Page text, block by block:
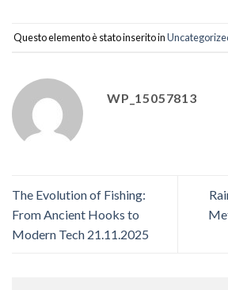
Questo elemento è stato inserito in
WP_15057813
The Evolution of Fishing:
From Ancient Hooks to
Modern Tech 21.11.2025